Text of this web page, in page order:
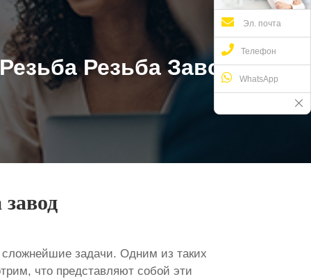
Резьба Завод
задачи. Одним из таких
что представляют собой эти
Эл. почта
Телефон
WhatsApp